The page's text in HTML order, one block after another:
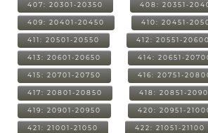
407: 20301-20350 408: 20351-
409: 20401-20450 410: 20451-
411: 20501-20550 412: 20551-20600
413: 20601-20650 414: 20651-
415: 20701-20750 416: 20751-
417: 20801-20850 418: 20851-
419: 20901-20950 420: 20951-
421: 21001-21050 422: 21051-21100